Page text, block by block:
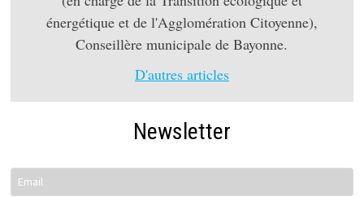
énergétique et de l'Agglomération Citoyenne),
Conseillère municipale de Bayonne.
D'autres articles
Newsletter